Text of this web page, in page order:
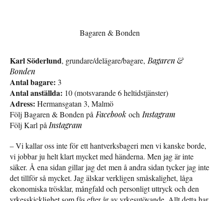
Bagaren & Bonden
Karl Söderlund, grundare/delägare/bagare,Bagaren &
Bonden
Antal bagare: 3
Antal anställda: 10 (motsvarande 6 heltidstjänster)
Adress: Hermansgatan 3, Malmö
Följ Bagaren & Bonden påFacebook ochInstagram
Följ Karl påInstagram
– Vi kallar oss inte för ett hantverksbageri men vi kanske borde,
vi jobbar ju helt klart mycket med händerna. Men jag är inte
säker. Å ena sidan gillar jag det men å andra sidan tycker jag inte
det tillför så mycket. Jag älskar verkligen småskalighet, låga
ekonomiska trösklar, mångfald och personligt uttryck och den